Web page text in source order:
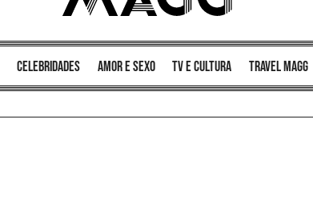
celebridades amor e sexo TV e cultura Travel MAGG